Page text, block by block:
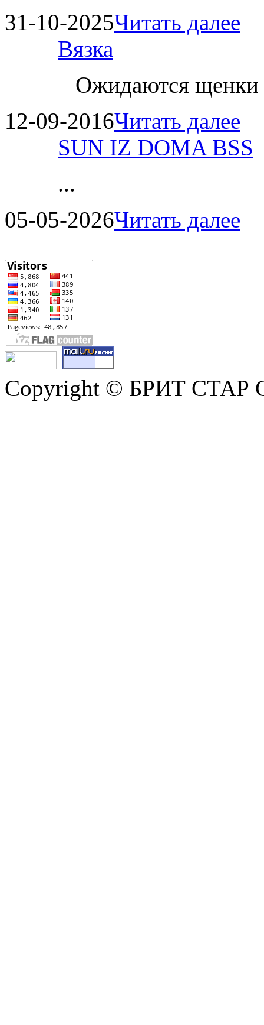
31-10-2025Читать далее
Вязка
Ожидаются
12-09-2016Читать далее
SUN IZ DOMA BSS
...
05-05-2026Читать далее
Copyright © БРИТ СТАР